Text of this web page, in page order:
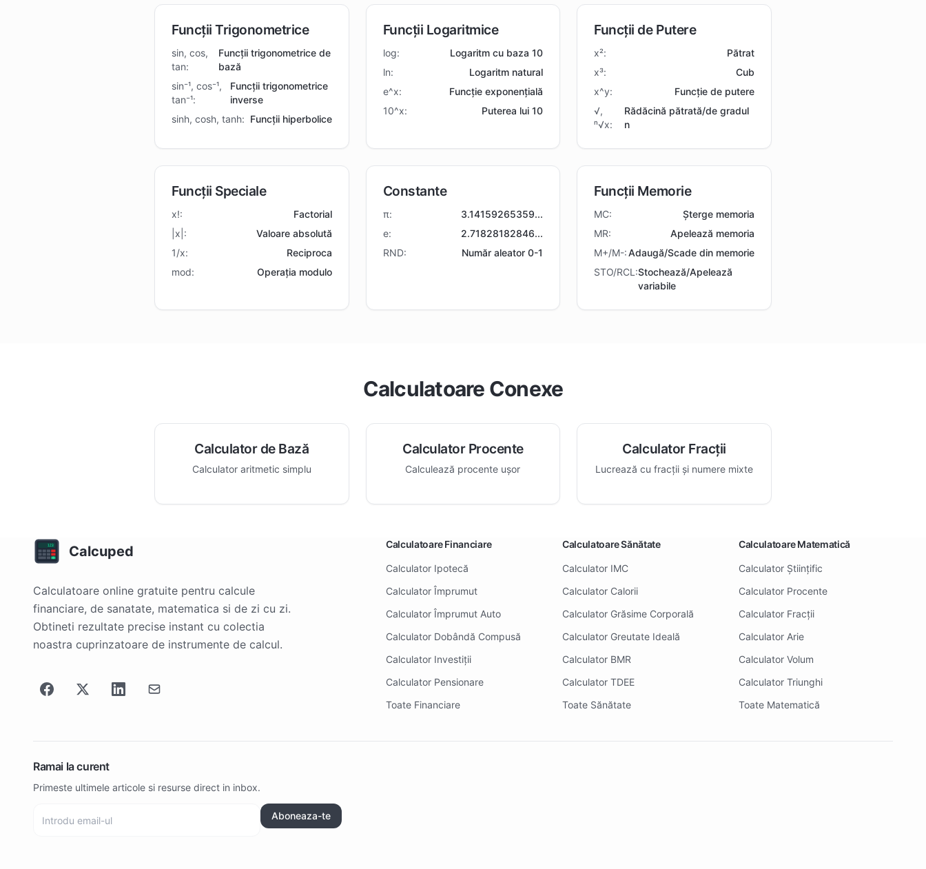
Funcții Trigonometrice
sin, cos,
tan:
Funcții trigonometrice de
bază
sin⁻¹, cos⁻¹,
tan⁻¹:
Funcții trigonometrice
inverse
sinh, cosh, tanh: Funcții hiperbolice
Funcții Logaritmice
log:
Logaritm cu baza 10
ln:
Logaritm natural
e^x:
Funcție exponențială
10^x:
Puterea lui 10
Funcții de Putere
x²:
Pătrat
x³:
Cub
x^y:
Funcție de putere
√,
ⁿ√x:
Rădăcină pătrată/de gradul
n
Funcții Speciale
x!:
Factorial
|x|:
Valoare absolută
1/x:
Reciproca
mod:
Operația modulo
Constante
π:
3.14159265359...
e:
2.71828182846...
RND:
Număr aleator 0-1
Funcții Memorie
MC:
Șterge memoria
MR:
Apelează memoria
M+/M-:Adaugă/Scade din memorie
STO/RCL:Stochează/Apelează
variabile
Calculatoare Conexe
Calculator de Bază
Calculator aritmetic simplu
Calculator Procente
Calculează procente ușor
Calculator Fracții
Lucrează cu fracții și numere mixte
Calcuped
Calculatoare online gratuite pentru calcule
financiare, de sanatate, matematica si de zi cu zi.
Obtineti rezultate precise instant cu colectia
noastra cuprinzatoare de instrumente de calcul.
Calculatoare Financiare
Calculator Ipotecă
Calculator Împrumut
Calculator Împrumut Auto
Calculator Dobândă Compusă
Calculator Investiții
Calculator Pensionare
Toate Financiare
Calculatoare Sănătate
Calculator IMC
Calculator Calorii
Calculator Grăsime Corporală
Calculator Greutate Ideală
Calculator BMR
Calculator TDEE
Toate Sănătate
Calculatoare Matematică
Calculator Științific
Calculator Procente
Calculator Fracții
Calculator Arie
Calculator Volum
Calculator Triunghi
Toate Matematică
Ramai la curent
Primeste ultimele articole si resurse direct in inbox.
Aboneaza-te